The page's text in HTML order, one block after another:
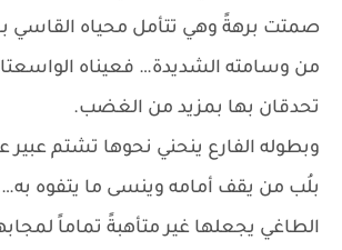
صمتت برهةً وهي تتأمل محياه القاسي
من وسامته الشديدة… فعيناه
تحدقان بها بمزيد من الغضب.
وبطوله الفارع ينحني نحوها تشتم عبير
بلُب من يقف أمامه وينسى ما يتفوه
الطاغي يجعلها غير متأهبةً تماماً